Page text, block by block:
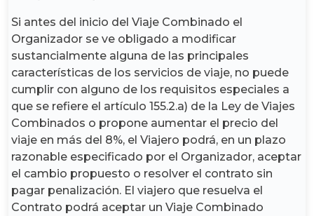
Si antes del inicio del Viaje Combinado el
Organizador se ve obligado a modificar
sustancialmente alguna de las principales
características de los servicios de viaje, no puede
cumplir con alguno de los requisitos especiales a
que se refiere el artículo 155.2.a) de la Ley de Viajes
Combinados o propone aumentar el precio del
viaje en más del 8%, el Viajero podrá, en un plazo
razonable especificado por el Organizador, aceptar
el cambio propuesto o resolver el contrato sin
pagar penalización. El viajero que resuelva el
Contrato podrá aceptar un Viaje Combinado